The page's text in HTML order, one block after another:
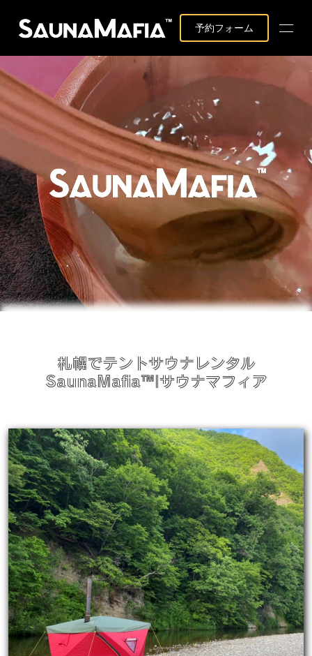
予約フォーム
札幌でテントサウナレンタル
SaunaMafia™|サウナマフィア